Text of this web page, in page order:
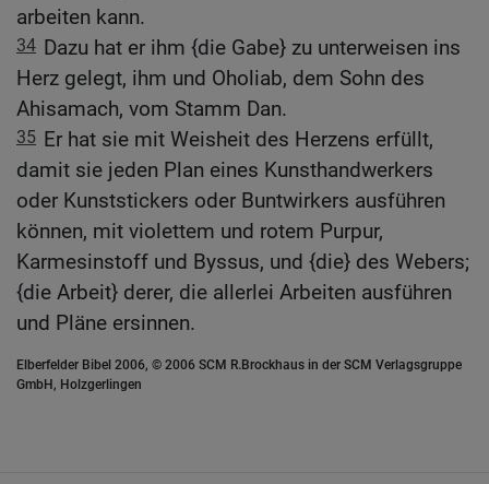
arbeiten kann.
34 Dazu hat er ihm {die Gabe} zu unterweisen ins
Herz gelegt, ihm und Oholiab, dem Sohn des
Ahisamach, vom Stamm Dan.
35 Er hat sie mit Weisheit des Herzens erfüllt,
damit sie jeden Plan eines Kunsthandwerkers
oder Kunststickers oder Buntwirkers ausführen
können, mit violettem und rotem Purpur,
Karmesinstoff und Byssus, und {die} des Webers;
{die Arbeit} derer, die allerlei Arbeiten ausführen
und Pläne ersinnen.
Elberfelder Bibel 2006, © 2006 SCM R.Brockhaus in der SCM Verlagsgruppe
GmbH, Holzgerlingen